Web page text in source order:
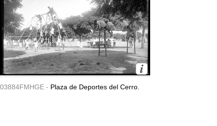
03884FMHGE - Plaza de Deportes del Cerro.